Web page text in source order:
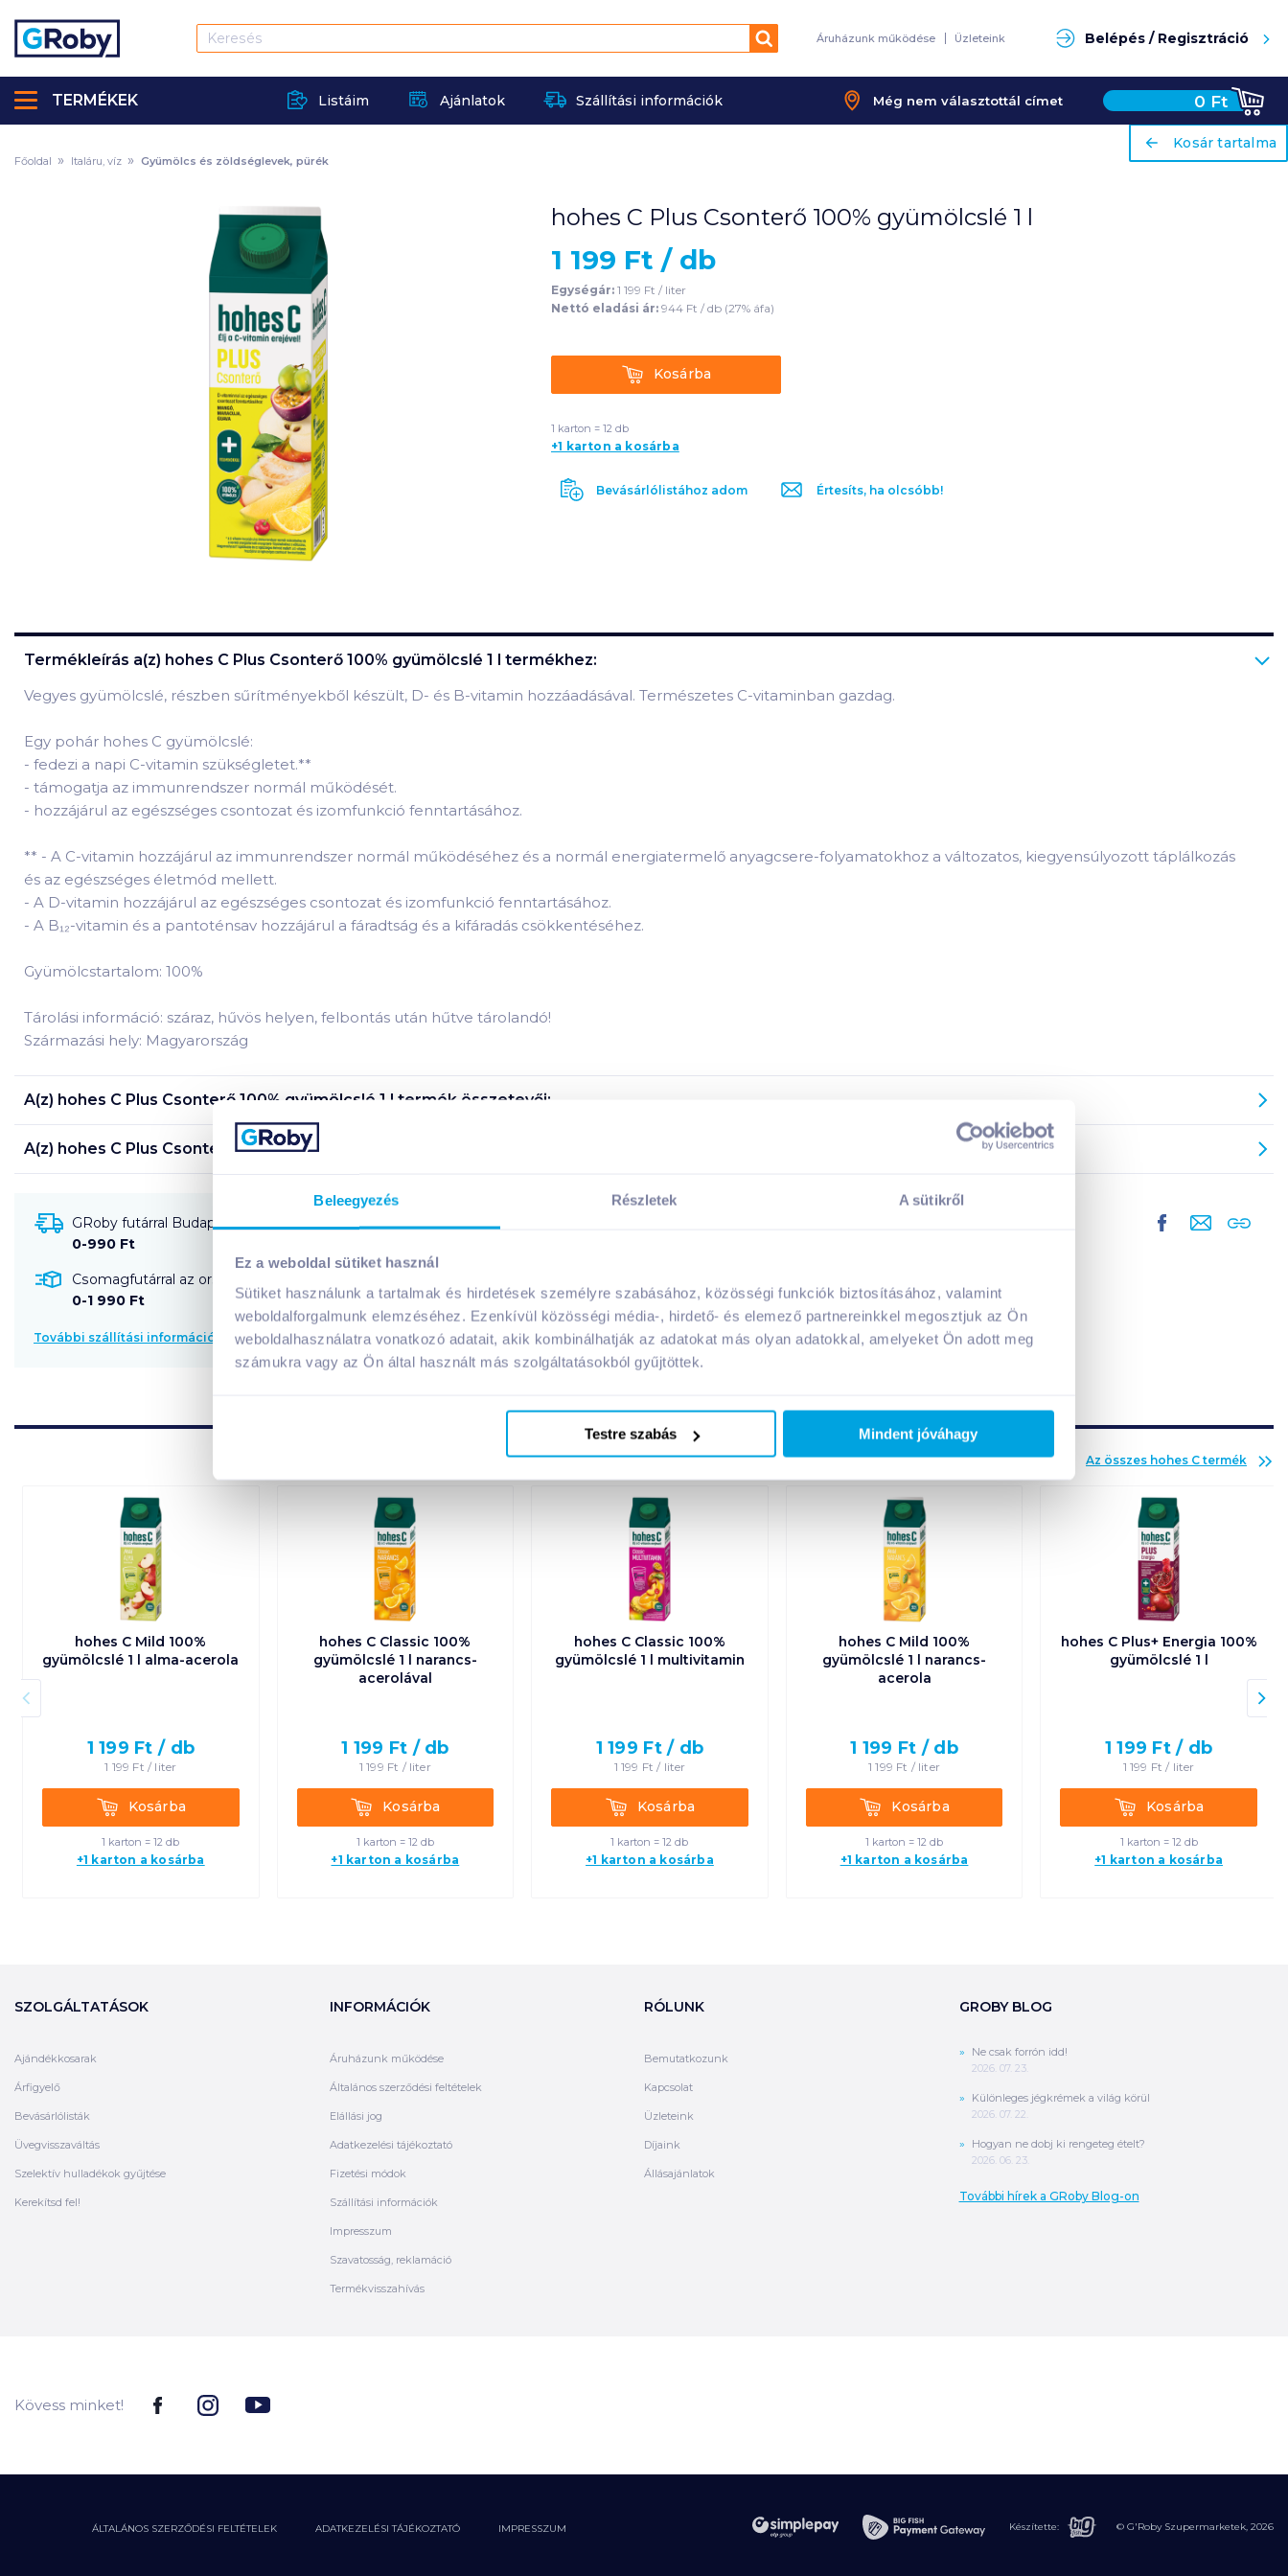
Beleegyezés Részletek A sütikről
Ez a weboldal sütiket használ
Sütiket használunk a tartalmak és hirdetések személyre szabásához, közösségi funkciók biztosításához, valamint
weboldalforgalmunk elemzéséhez. Ezenkívül közösségi média-, hirdető- és elemező partnereinkkel megosztjuk az Ön
weboldalhasználatra vonatkozó adatait, akik kombinálhatják az adatokat más olyan adatokkal, amelyeket Ön adott meg
számukra vagy az Ön által használt más szolgáltatásokból gyűjtöttek.
Testre szabás Mindent jóváhagy
Keresés Áruházunk működése Üzleteink Belépés / Regisztráció
Listáim Ajánlatok Szállítási információk Még nem választottál címet 0 Ft
TERMÉKEK
ariaLabel
Kosár tartalma
költséget nem tartalmazza. További
Főoldal Italáru, víz Gyümölcs és zöldséglevek, pürék
hohes C Plus Csonterő 100% gyümölcslé 1 l
1 199 Ft / db
Egységár: 1 199 Ft / liter
Nettó eladási ár: 944 Ft / db (27% áfa)
KosárbaKosárba
1 karton = 12 db
+1 karton a kosárba
Bevásárlólistához adom Értesíts, ha olcsóbb!
Termékleírás a(z) hohes C Plus Csonterő 100% gyümölcslé 1 l termékhez:
Vegyes gyümölcslé, részben sűrítményekből készült, D- és B-vitamin hozzáadásával. Természetes C-vitaminban gazdag.
Egy pohár hohes C gyümölcslé:
- fedezi a napi C-vitamin szükségletet.**
- támogatja az immunrendszer normál működését.
- hozzájárul az egészséges csontozat és izomfunkció fenntartásához.
** - A C-vitamin hozzájárul az immunrendszer normál működéséhez és a normál energiatermelő anyagcsere-folyamatokhoz a változatos, kiegyensúlyozott táplálkozás
és az egészséges életmód mellett.
- A D-vitamin hozzájárul az egészséges csontozat és izomfunkció fenntartásához.
- A B₁₂-vitamin és a pantoténsav hozzájárul a fáradtság és a kifáradás csökkentéséhez.
Gyümölcstartalom: 100%
Tárolási információ: száraz, hűvös helyen, felbontás után hűtve tárolandó!
Származási hely: Magyarország
A(z) hohes C Plus Csonterő 100% gyümölcslé 1 l termék összetevői:
A(z) hohes C Plus Csonterő 100% gyümölcslé 1 l
GRoby futárral Budapestre és környékére szállítható
0-990 Ft
Csomagfutárral az ország egész területére szállítható!
0-1 990 Ft
További szállítási információk
Az összes hohes C termék
hohes C Mild 100%
gyümölcslé 1 l alma-acerola
1 199 Ft / db
1 199 Ft / liter
KosárbaKosárba
1 karton = 12 db
+1 karton a kosárba
hohes C Classic 100%
gyümölcslé 1 l narancs-
acerolával
1 199 Ft / db
1 199 Ft / liter
KosárbaKosárba
1 karton = 12 db
+1 karton a kosárba
hohes C Classic 100%
gyümölcslé 1 l multivitamin
1 199 Ft / db
1 199 Ft / liter
KosárbaKosárba
1 karton = 12 db
+1 karton a kosárba
hohes C Mild 100%
gyümölcslé 1 l narancs-
acerola
1 199 Ft / db
1 199 Ft / liter
KosárbaKosárba
1 karton = 12 db
+1 karton a kosárba
hohes C Plus+ Energia 100%
gyümölcslé 1 l
1 199 Ft / db
1 199 Ft / liter
KosárbaKosárba
1 karton = 12 db
+1 karton a kosárba
SZOLGÁLTATÁSOK
Ajándékkosarak
Árfigyelő
Bevásárlólisták
Üvegvisszaváltás
Szelektív hulladékok gyűjtése
Kerekítsd fel!
INFORMÁCIÓK
Áruházunk működése
Általános szerződési feltételek
Elállási jog
Adatkezelési tájékoztató
Fizetési módok
Szállítási információk
Impresszum
Szavatosság, reklamáció
Termékvisszahívás
RÓLUNK
Bemutatkozunk
Kapcsolat
Üzleteink
Díjaink
Állásajánlatok
GROBY BLOG
Ne csak forrón idd!
2026. 07. 23.
Különleges jégkrémek a világ körül
2026. 07. 22.
Hogyan ne dobj ki rengeteg ételt?
2026. 06. 23.
További hírek a GRoby Blog-on
Kövess minket!
ÁLTALÁNOS SZERZŐDÉSI FELTÉTELEK ADATKEZELÉSI TÁJÉKOZTATÓ IMPRESSZUM Készítette: © G'Roby Szupermarketek, 2026